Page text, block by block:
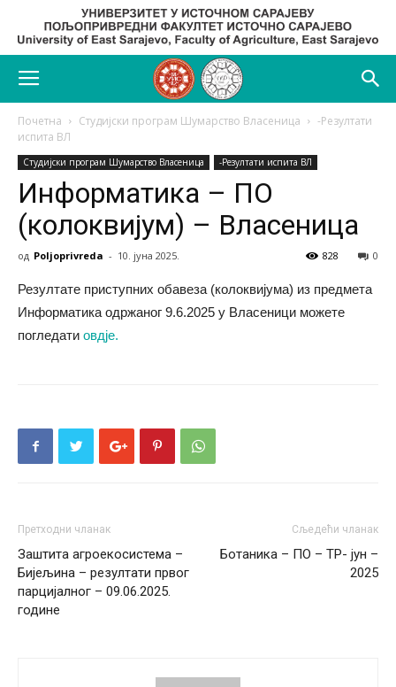
Почетна Студијски програм Шумарство Власеница
-Резултати
испита ВЛ
Студијски програм Шумарство Власеница -Резултати испита ВЛ
Информатика – ПО
(колоквијум) – Власеница
од Poljoprivreda - 10. јуна 2025. 0
828
Резултате приступних обавеза (колоквијума) из предмета
Информатика одржаног 9.6.2025 у Власеници можете
погледати овдје.
Претходни чланак
Заштита агроекосистема –
Бијељина – резултати првог
парцијалног – 09.06.2025.
године
Сљедећи чланак
Ботаника – ПО – ТР- јун –
2025